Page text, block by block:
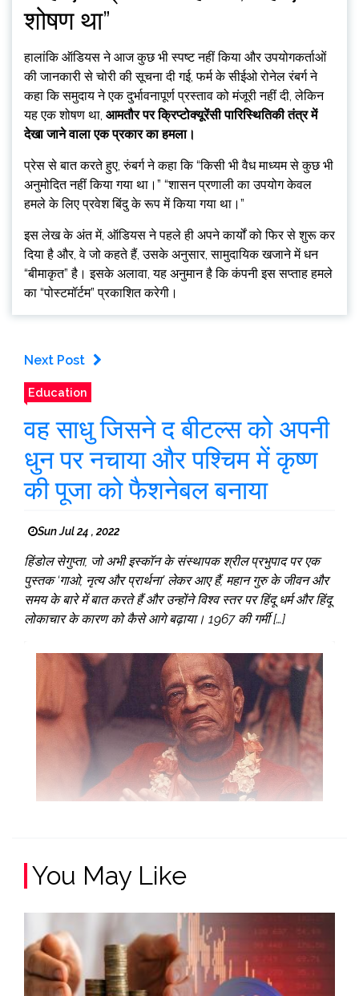
शोषण था”
हालांकि ऑडियस ने आज कुछ भी स्पष्ट नहीं किया और उपयोगकर्ताओं
की जानकारी से चोरी की सूचना दी गई, फर्म के सीईओ रोनेल रंबर्ग ने
कहा कि समुदाय ने एक दुर्भावनापूर्ण प्रस्ताव को मंजूरी नहीं दी, लेकिन
यह एक शोषण था, आमतौर पर क्रिप्टोक्यूरेंसी पारिस्थितिकी तंत्र में
देखा जाने वाला एक प्रकार का हमला।
प्रेस से बात करते हुए, रुंबर्ग ने कहा कि “किसी भी वैध माध्यम से कुछ भी
अनुमोदित नहीं किया गया था।” “शासन प्रणाली का उपयोग केवल
हमले के लिए प्रवेश बिंदु के रूप में किया गया था।”
इस लेख के अंत में, ऑडियस ने पहले ही अपने कार्यों को फिर से शुरू कर
दिया है और, वे जो कहते हैं, उसके अनुसार, सामुदायिक खजाने में धन
“बीमाकृत” है। इसके अलावा, यह अनुमान है कि कंपनी इस सप्ताह हमले
का “पोस्टमॉर्टम” प्रकाशित करेगी।
Next Post
Education
वह साधु जिसने द बीटल्स को अपनी
धुन पर नचाया और पश्चिम में कृष्ण
की पूजा को फैशनेबल बनाया
Sun Jul 24 , 2022
हिंडोल सेगुप्ता, जो अभी इस्कॉन के संस्थापक श्रील प्रभुपाद पर एक
पुस्तक ‘गाओ, नृत्य और प्रार्थना’ लेकर आए हैं, महान गुरु के जीवन और
समय के बारे में बात करते हैं और उन्होंने विश्व स्तर पर हिंदू धर्म और हिंदू
लोकाचार के कारण को कैसे आगे बढ़ाया। 1967 की गर्मी […]
You May Like